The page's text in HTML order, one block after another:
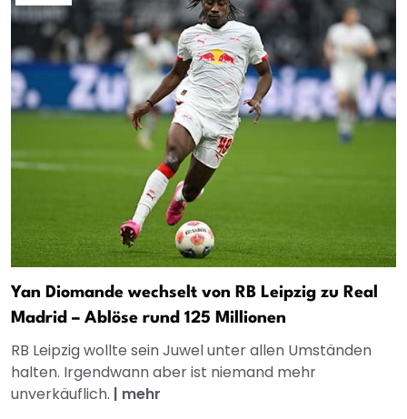
Yan Diomande wechselt von RB Leipzig zu Real
Madrid – Ablöse rund 125 Millionen
RB Leipzig wollte sein Juwel unter allen Umständen
halten. Irgendwann aber ist niemand mehr
unverkäuflich. | mehr